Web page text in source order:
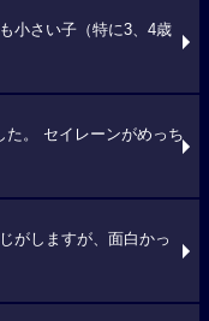
小さい子（特に3、4歳
。 セイレーンがめっち
がしますが、面白かっ